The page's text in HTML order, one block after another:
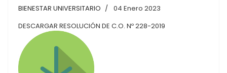
BIENESTAR UNIVERSITARIO
04 Enero 2023
DESCARGAR RESOLUCIÓN DE C.O. Nº 228-2019